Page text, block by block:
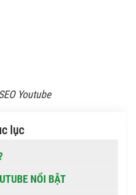
Youtube
lục
NỔI BẬT